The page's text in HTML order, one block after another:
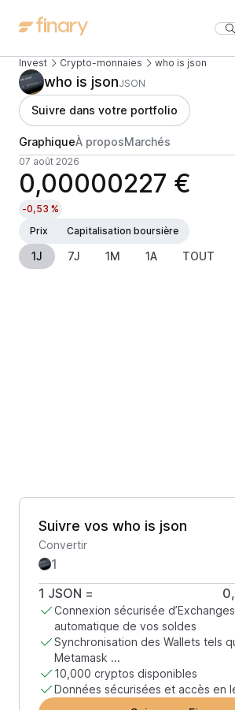
Invest Crypto-monnaies who is json
who is jsonJSON
Suivre dans votre portfolio
GraphiqueÀ proposMarchés
07 août 2026
0,00000227 €
-0,53 %
Prix
Capitalisation boursière
1J 7J 1M 1A TOUT
Suivre vos who is json
Convertir
1 JSON =
Connexion sécurisée
automatique de vos soldes
Synchronisation des Wallets tels
Metamask ...
10,000 cryptos disponibles
Données sécurisées et accès en